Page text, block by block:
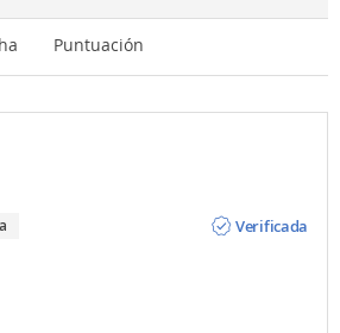
Puntuación
Verificada